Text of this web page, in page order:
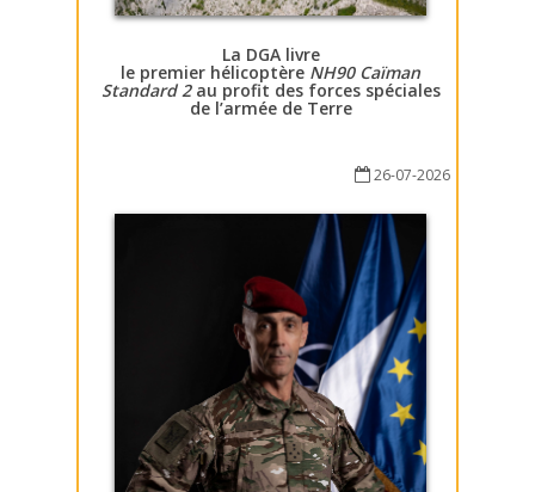
La DGA livre
le premier hélicoptère NH90 Caïman
Standard 2au profit des forces spéciales
de l’armée de Terre
26-07-2026